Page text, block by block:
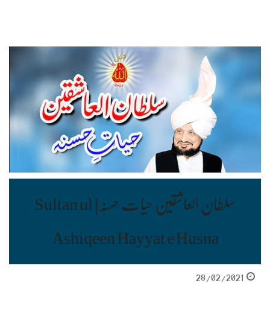
سلطان العاشقین حیاتِ حسنہ| Sultan ul
Ashiqeen Hayyat e Husna
28/02/2021